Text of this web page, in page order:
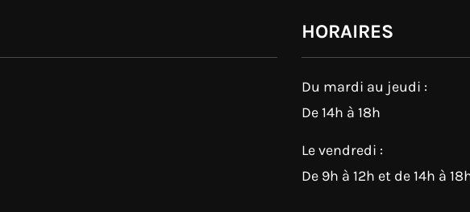
HORAIRES
Du mardi au jeudi :
De 14h à 18h
Le vendredi :
De 9h à 12h et de 14h à